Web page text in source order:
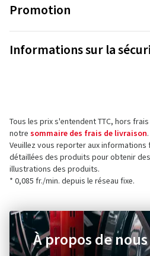
Promotion
Faites le bon choix
passion
Makwheels développe
en alliage et propose une large
tous les types de véhicules : des
Informations sur la
25013 Carpenedolo (Brescia)
Italie
Contact pour la sécurité
le service client)
Tous les prix s'entendent TTC, hors
notre sommaire des frais de livraison.
Veuillez vous reporter aux informations
détaillées des produits pour obtenir
illustrations des produits.
* 0,085 fr./min. depuis le réseau fixe.
À propos de nous